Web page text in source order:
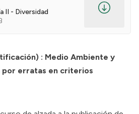
II - Diversidad
: Medio Ambiente y
por erratas en criterios